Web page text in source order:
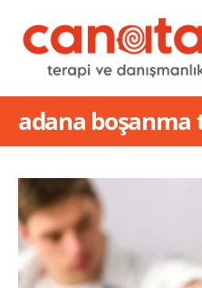
adana boşanma